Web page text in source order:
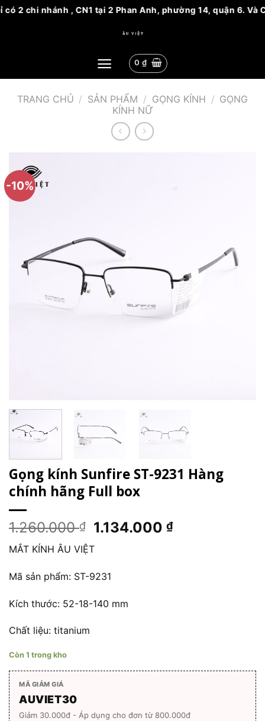
nhánh , CN1 tại 2 Phan Anh, phường 14, quận 6. Và
0 ₫
TRANG CHỦ / SẢN PHẨM / GỌNG KÍNH / GỌNG
KÍNH NỮ
-10%
Gọng kính Sunfire ST-9231 Hàng
chính hãng Full box
1.260.000₫
Giá
gốc
1.260.000 ₫.
1.134.000₫Giá
MẮT KÍNH ÂU VIỆT
Mã sản phẩm: ST-9231
Kích thước: 52-18-140 mm
Chất liệu: titanium
Còn 1 trong kho
MÃ GIẢM GIÁ
AUVIET30
Giảm 30.000đ - Áp dụng cho đơn từ 800.000đ